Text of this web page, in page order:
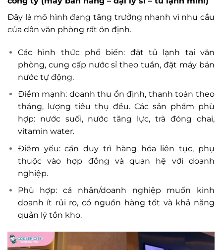
Đây là mô hình đang tăng trưởng nhanh vì nhu cầu
của dân văn phòng rất ổn định.
Các hình thức phổ biến: đặt tủ lạnh tại văn
phòng, cung cấp nước sỉ theo tuần, đặt máy bán
nước tự động.
Điểm mạnh: doanh thu ổn định, thanh toán theo
tháng, lượng tiêu thụ đều. Các sản phẩm phù
hợp: nước suối, nước tăng lực, trà đóng chai,
vitamin water.
Điểm yếu: cần duy trì hàng hóa liên tục, phụ
thuộc vào hợp đồng và quan hệ với doanh
nghiệp.
Phù hợp: cá nhân/doanh nghiệp muốn kinh
doanh ít rủi ro, có nguồn hàng tốt và khả năng
quản lý tồn kho.